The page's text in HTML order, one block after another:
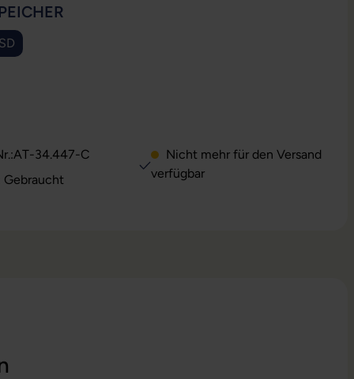
Option ist zurzeit nicht verfügbar.)
AT-34.447-C
Gebraucht
verfügbar